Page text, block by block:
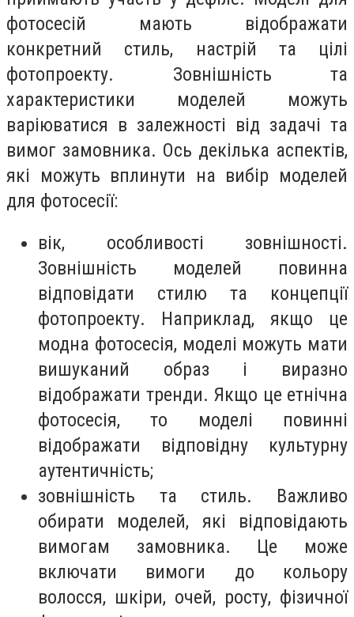
фотосесій мають відображати
конкретний стиль, настрій та цілі
фотопроекту. Зовнішність та
характеристики моделей можуть
варіюватися в залежності від задачі та
вимог замовника. Ось декілька аспектів,
які можуть вплинути на вибір моделей
для фотосесії:
вік, особливості зовнішності.
Зовнішність моделей повинна
відповідати стилю та концепції
фотопроекту. Наприклад, якщо це
модна фотосесія, моделі можуть мати
вишуканий образ і виразно
відображати тренди. Якщо це етнічна
фотосесія, то моделі повинні
відображати відповідну культурну
аутентичність;
зовнішність та стиль. Важливо
обирати моделей, які відповідають
вимогам замовника. Це може
включати вимоги до кольору
волосся, шкіри, очей, росту, фізичної